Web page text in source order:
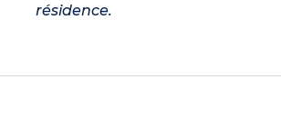
résidence.